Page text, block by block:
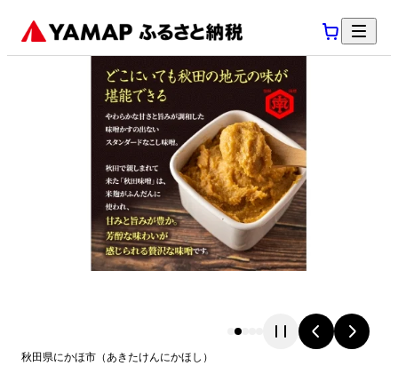
秋田県にかほ市 （あきたけんにかほし ）